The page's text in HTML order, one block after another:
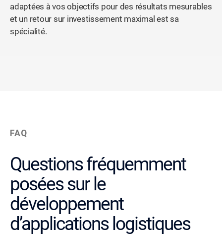
adaptées à vos objectifs pour des résultats mesurables
et un retour sur investissement maximal est sa
spécialité.
FAQ
Questions fréquemment
posées sur le
développement
d’applications logistiques